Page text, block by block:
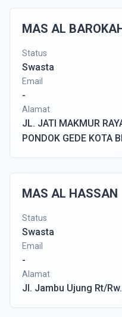
MAS AL
Status
Swasta
Email
-
Alamat
JL. JATI MAKMUR
PONDOK GEDE KOTA
MAS AL HASSAN
Status
Swasta
Email
-
Alamat
Jl. Jambu Ujung Rt/